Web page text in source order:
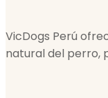
VicDogs Perú
natural del perro,